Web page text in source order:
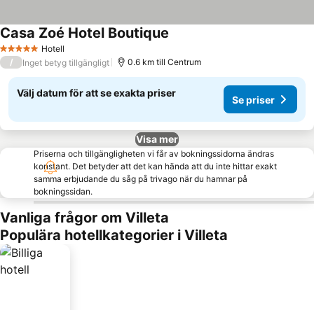
5 Stjärnor Hotell
Casa Zoé Hotel Boutique
/ Inget betyg tillgängligt 0.6 km till Centrum
Välj datum för att se exakta priser
Se priser
Visa mer
Priserna och tillgängligheten vi får av bokningssidorna ändras
konstant. Det betyder att det kan hända att du inte hittar exakt
samma erbjudande du såg på trivago när du hamnar på
bokningssidan.
Vanliga frågor om Villeta
Populära hotellkategorier i Villeta